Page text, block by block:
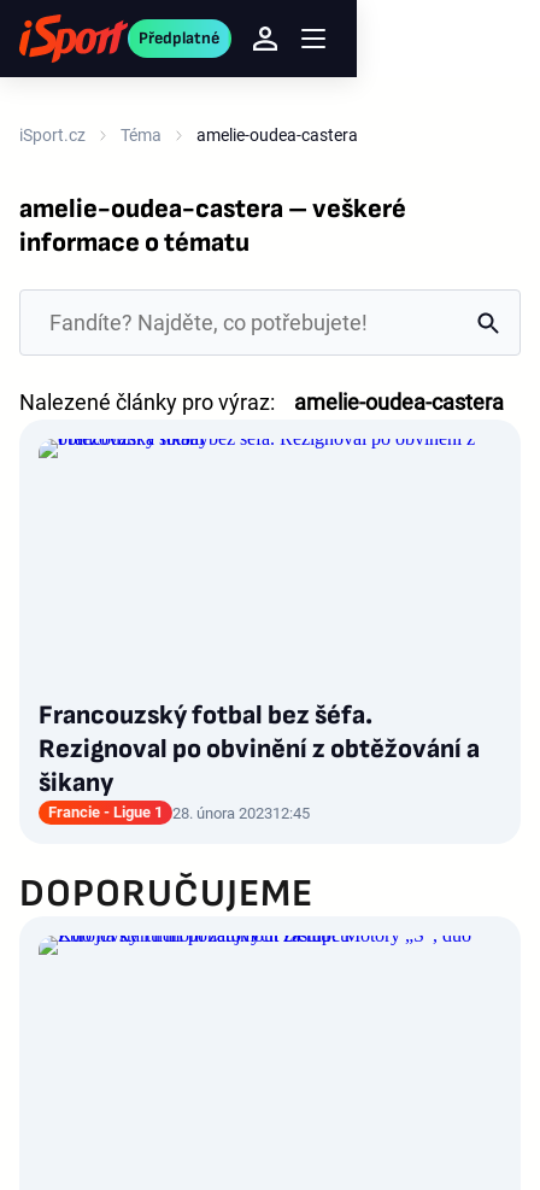
Předplatné
iSport.cz Téma amelie-oudea-castera
amelie-oudea-castera – veškeré
informace o tématu
Nalezené články pro výraz: amelie-oudea-castera
Francouzský fotbal bez šéfa.
Rezignoval po obvinění z obtěžování a
šikany
Francie - Ligue 1 28. února 202312:45
DOPORUČUJEME